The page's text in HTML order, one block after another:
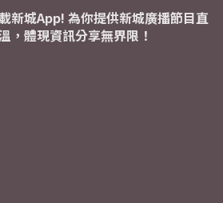
新城App! 為你提供新城廣播節目直
，體現資訊分享無界限！